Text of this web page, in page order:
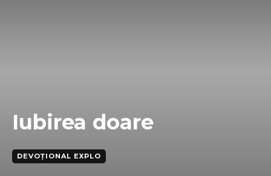
Iubirea doare
DEVOȚIONAL EXPLO